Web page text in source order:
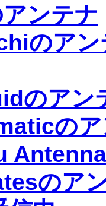
ンテナ
のアン
のアン
のア
Antenna
のア